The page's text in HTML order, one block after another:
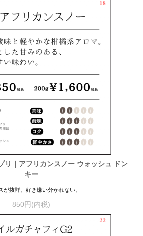
｜アフリカンスノー ウォッシュ ドン
キー
が抜群。好き嫌い分かれない。
850円(内税)